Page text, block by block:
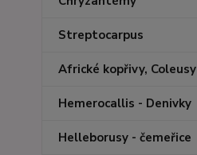
Streptocarpus
Africké kopřivy, Coleusy
Hemerocallis - Denivky
Helleborusy - čemeřice